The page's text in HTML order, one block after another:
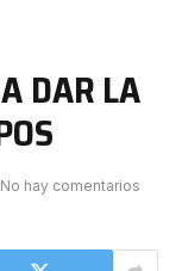
DAR LA
No hay comentarios